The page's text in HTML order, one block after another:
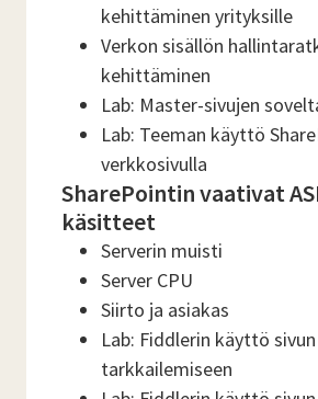
kehittäminen yrityksille
Verkon sisällön
kehittäminen
Lab: Master-sivujen
Lab: Teeman käyttö
verkkosivulla
SharePointin vaativat
käsitteet
Serverin muisti
Server CPU
Siirto ja asiakas
Lab: Fiddlerin käyttö
tarkkailemiseen